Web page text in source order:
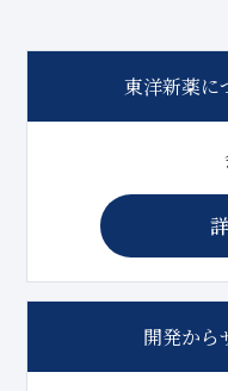
東洋新薬に
開発から